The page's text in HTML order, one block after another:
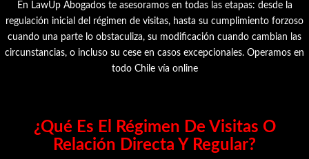
En LawUp Abogadoste asesoramos en todas las etapas: desde la
regulación inicial del régimen de visitas, hasta su cumplimiento forzoso
cuando una parte lo obstaculiza, su modificación cuando cambian las
circunstancias, o incluso su cese en casos excepcionales. Operamos en
todo Chile vía online
¿Qué Es El Régimen De Visitas O
Relación Directa Y Regular?